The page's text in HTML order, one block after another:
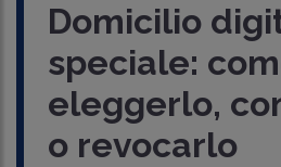
Domicilio
speciale:
eleggerlo,
o revocarlo